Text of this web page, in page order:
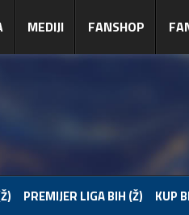
MEDIJI FANSHOP
PREMIJER LIGA BIH (Ž) KUP